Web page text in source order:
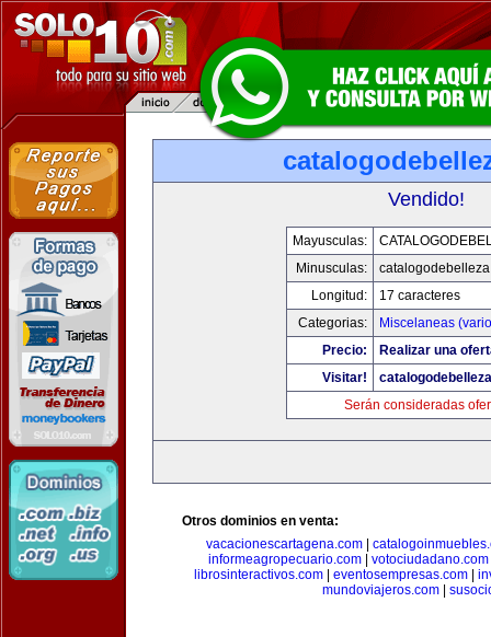
Vendido!
Mayusculas:
Minusculas:
Longitud:
17 caracteres
Categorias:
Miscelaneas
Precio:
Realizar una
Visitar!
Serán consideradas
Otros dominios en venta:
vacacionescartagena.com
informeagropecuario.com| votociudadano.com
librosinteractivos.com| eventosempresas.com|
mundoviajeros.com